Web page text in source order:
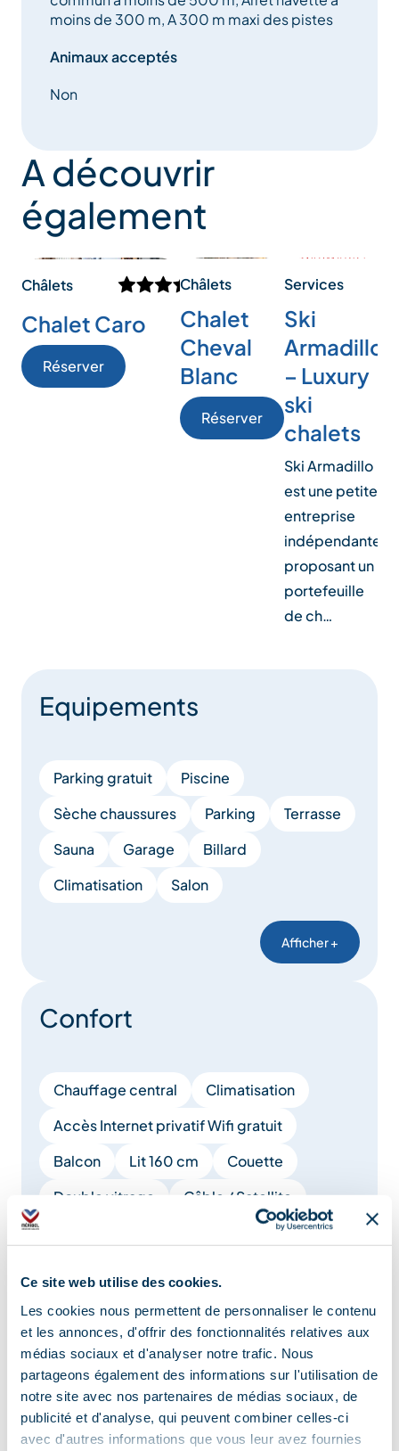
Ce site web utilise des cookies.
Les cookies nous permettent de personnaliser le contenu
et les annonces, d'offrir des fonctionnalités relatives aux
médias sociaux et d'analyser notre trafic. Nous
partageons également des informations sur l'utilisation de
notre site avec nos partenaires de médias sociaux, de
publicité et d'analyse, qui peuvent combiner celles-ci
avec d'autres informations que vous leur avez fournies
moins de 300 m, A 300 m maxi des pistes
Animaux acceptés
Non
A découvrir
également
Châlets
Chalet Caro
Réserver
Châlets
Chalet
Cheval
Blanc
Réserver
Services
Ski
Armadillo
– Luxury
ski
chalets
Ski Armadillo
est une petite
entreprise
indépendante
proposant un
portefeuille
de ch…
Equipements
Parking gratuit
Piscine
Sèche chaussures
Parking
Terrasse
Sauna
Garage
Billard
Climatisation
Salon
Afficher +
Confort
Chauffage central
Climatisation
Accès Internet privatif Wifi gratuit
Balcon
Lit 160 cm
Couette
Double vitrage
Câble / Satellite
Accès Internet privatif Wifi
Séjour / Salle à manger
4 salles de bain (privées) et plus
Canapé
Matériel Bébé